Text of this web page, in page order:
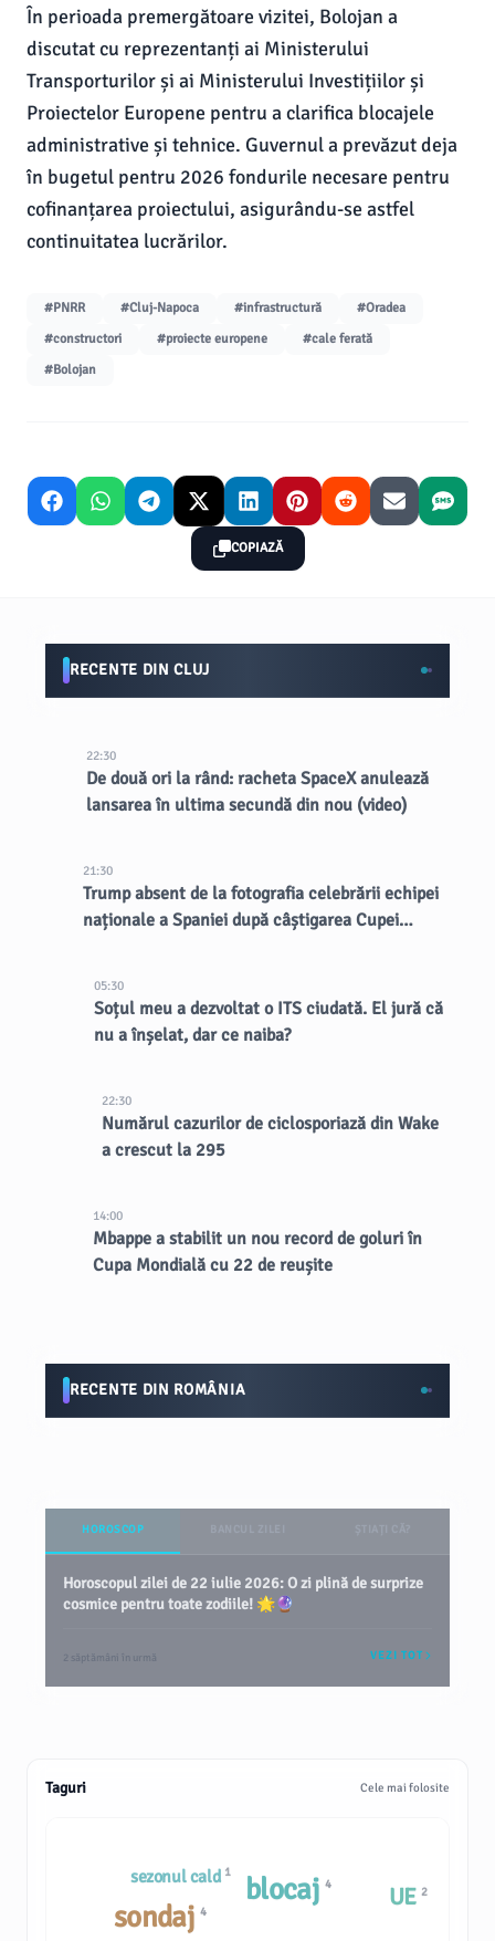
În perioada premergătoare vizitei, Bolojan a
discutat cu reprezentanți ai Ministerului
Transporturilor și ai Ministerului Investițiilor și
Proiectelor Europene pentru a clarifica blocajele
administrative și tehnice. Guvernul a prevăzut deja
în bugetul pentru 2026 fondurile necesare pentru
cofinanțarea proiectului, asigurându-se astfel
continuitatea lucrărilor.
#PNRR #Cluj-Napoca #infrastructură
#Oradea
#constructori
#proiecte europene
#cale ferată
#Bolojan
COPIAZĂ
RECENTE DIN CLUJ
22:30
De două ori la rând: racheta SpaceX anulează
lansarea în ultima secundă din nou (video)
21:30
Trump absent de la fotografia celebrării echipei
naționale a Spaniei după câștigarea Cupei
05:30
Soțul meu a dezvoltat o ITS ciudată. El jură că
nu a înșelat, dar ce naiba?
22:30
Numărul cazurilor de ciclosporiază din Wake
a crescut la 295
14:00
Mbappe a stabilit un nou record de goluri în
Cupa Mondială cu 22 de reușite
RECENTE DIN ROMÂNIA
HOROSCOP
Horoscopul zilei de 22 iulie 2026: O zi plină de surprize
cosmice pentru toate zodiile! 🌟🔮
2 săptămâni în urmă VEZI TOT
Taguri Cele mai folosite
sezonul cald 1
UE 2
sondaj4
blocaj4